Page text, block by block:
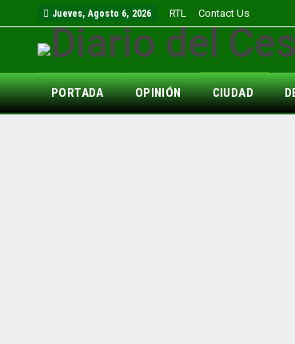
Jueves, Agosto 6, 2026 RTL Contact Us
PORTADA OPINIÓN CIUDAD